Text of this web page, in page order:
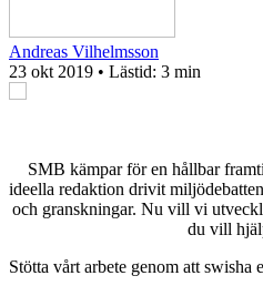
Andreas Vilhelmsson
23 okt 2019 • Lästid: 3 min
SMB kämpar för en hållbar
ideella redaktion drivit
och granskningar. Nu vill vi
du vill
Stötta vårt arbete genom att swisha